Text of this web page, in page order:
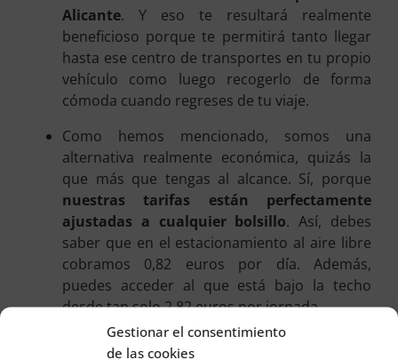
Gestionar el consentimiento
de las cookies
Alicante. Y eso te resultará realmente
beneficioso porque te permitirá tanto llegar
hasta ese centro de transportes en tu propio
vehículo como luego recogerlo de forma
cómoda cuando regreses de tu viaje.
Como hemos mencionado, somos una
alternativa realmente económica, quizás la
que más que tengas al alcance. Sí, porque
nuestras tarifas están perfectamente
ajustadas a cualquier bolsillo. Así, debes
saber que en el estacionamiento al aire libre
cobramos 0,82 euros por día. Además,
puedes acceder al que está bajo la techo
desde tan solo 2,82 euros por jornada.
De la misma manera, debes ser consciente de